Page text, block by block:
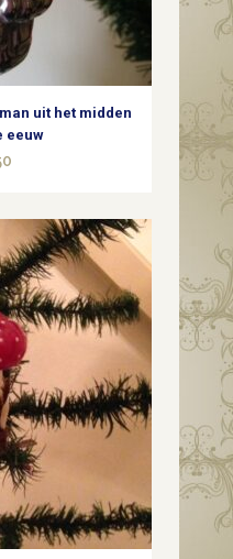
uit het midden
eeuw